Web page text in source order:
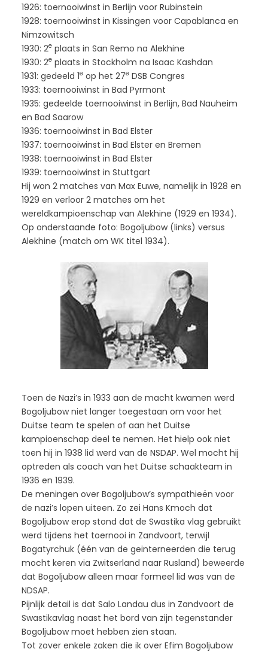
1926: toernooiwinst in Berlijn voor Rubinstein
1928: toernooiwinst in Kissingen voor Capablanca en
Nimzowitsch
1930: 2eplaats in San Remo na Alekhine
1930: 2eplaats in Stockholm na Isaac Kashdan
1931: gedeeld 1eop het 27eDSB Congres
1933: toernooiwinst in Bad Pyrmont
1935: gedeelde toernooiwinst in Berlijn, Bad Nauheim
en Bad Saarow
1936: toernooiwinst in Bad Elster
1937: toernooiwinst in Bad Elster en Bremen
1938: toernooiwinst in Bad Elster
1939: toernooiwinst in Stuttgart
Hij won 2 matches van Max Euwe, namelijk in 1928 en
1929 en verloor 2 matches om het
wereldkampioenschap van Alekhine (1929 en 1934).
Op onderstaande foto: Bogoljubow (links) versus
Alekhine (match om WK titel 1934).
Toen de Nazi’s in 1933 aan de macht kwamen werd
Bogoljubow niet langer toegestaan om voor het
Duitse team te spelen of aan het Duitse
kampioenschap deel te nemen. Het hielp ook niet
toen hij in 1938 lid werd van de NSDAP. Wel mocht hij
optreden als coach van het Duitse schaakteam in
1936 en 1939.
De meningen over Bogoljubow’s sympathieën voor
de nazi’s lopen uiteen. Zo zei Hans Kmoch dat
Bogoljubow erop stond dat de Swastika vlag gebruikt
werd tijdens het toernooi in Zandvoort, terwijl
Bogatyrchuk (één van de geinterneerden die terug
mocht keren via Zwitserland naar Rusland) beweerde
dat Bogoljubow alleen maar formeel lid was van de
NDSAP.
Pijnlijk detail is dat Salo Landau dus in Zandvoort de
Swastikavlag naast het bord van zijn tegenstander
Bogoljubow moet hebben zien staan.
Tot zover enkele zaken die ik over Efim Bogoljubow